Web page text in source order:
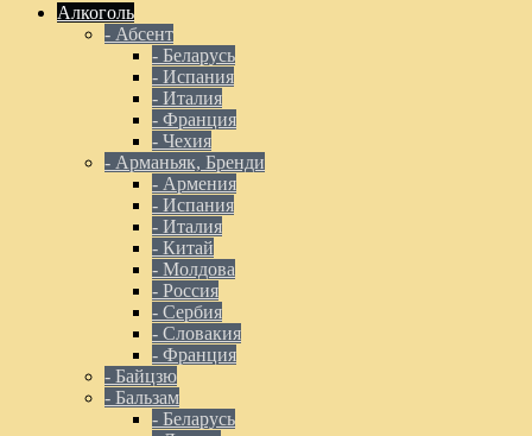
Алкоголь
- Абсент
- Беларусь
- Испания
- Италия
- Франция
- Чехия
- Арманьяк, Бренди
- Армения
- Испания
- Италия
- Китай
- Молдова
- Россия
- Сербия
- Словакия
- Франция
- Байцзю
- Бальзам
- Беларусь